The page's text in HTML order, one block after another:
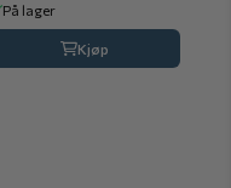
På lager
Kjøp